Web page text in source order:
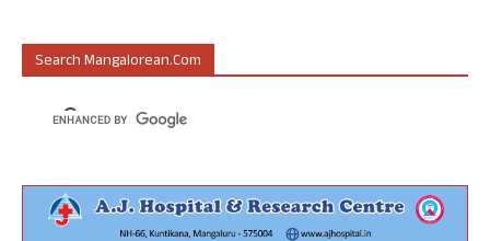
Search Mangalorean.com